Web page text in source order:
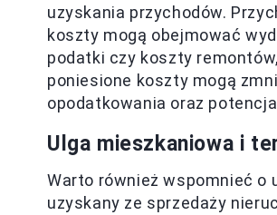
uzyskania przychodów.
koszty mogą obejmować
podatki czy koszty
poniesione koszty mogą
opodatkowania oraz
Ulga mieszkaniowa i
Warto również wspomnieć o
uzyskany ze sprzedaży